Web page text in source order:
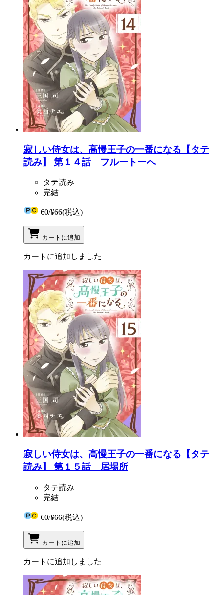
寂しい侍女は、高慢王子の一番になる【タテ
読み】 第１４話 フルートーへ
タテ読み
完結
60/¥66(税込)
カートに追加
カートに追加しました
寂しい侍女は、高慢王子の一番になる【タテ
読み】 第１５話 居場所
タテ読み
完結
60/¥66(税込)
カートに追加
カートに追加しました